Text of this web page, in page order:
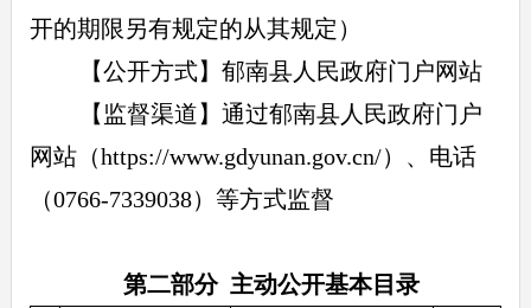
开的期限另有规定的从其规定）
【公开方式】郁南县人民政府门户网站
【监督渠道】通过郁南县人民政府门户
网站（https://www.gdyunan.gov.cn/）、电话
（0766-7339038）等方式监督
第二部分 主动公开基本目录